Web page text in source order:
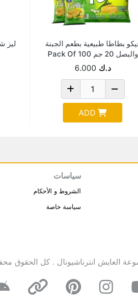
بطاطا طبيعية بطعم الجبنة
والبصل 20 جم Pack Of 100
د.ك 6.000
ADD
سياسات
الشروط و الأحكام
سياسة خاصة